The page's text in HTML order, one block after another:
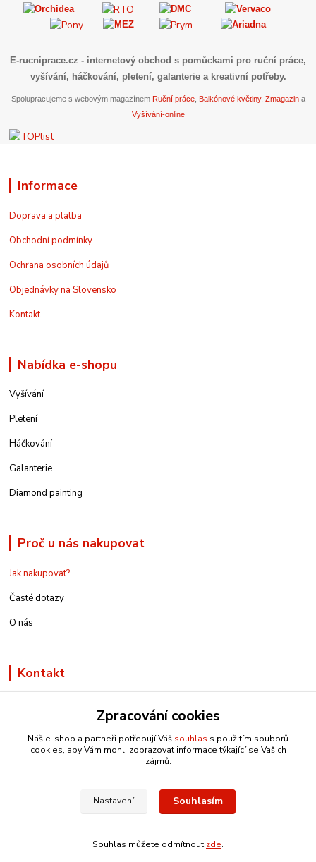
E-rucniprace.cz - internetový obchod s pomůckami pro ruční práce,
vyšívání, háčkování, pletení, galanterie a kreativní potřeby.
Spolupracujeme s webovým magazínem Ruční práce, Balkónové květiny, Zmagazina
Vyšívání-online
Informace
Doprava a platba
Obchodní podmínky
Ochrana osobních údajů
Objednávky na Slovensko
Kontakt
Nabídka e-shopu
Vyšívání
Pletení
Háčkování
Galanterie
Diamond painting
Proč u nás nakupovat
Jak nakupovat?
Časté dotazy
O nás
Kontakt
info@e-rucniprace.cz
Copyright © 2011-2024 IRP
Zpracování cookies
Náš e-shop a partneři potřebují Váš souhlas s použitím souborů
cookies, aby Vám mohli zobrazovat informace týkající se Vašich
zájmů.
Nastavení Souhlasím
Souhlas můžete odmítnout zde.